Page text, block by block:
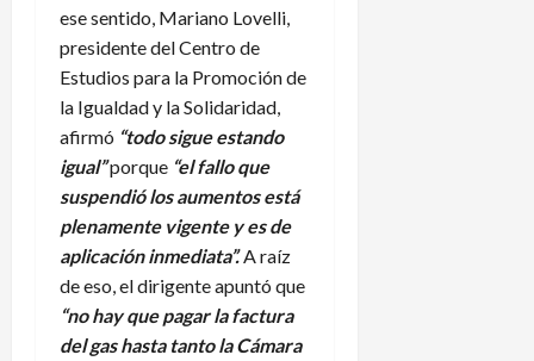
ese sentido, Mariano Lovelli,
presidente del Centro de
Estudios para la Promoción de
la Igualdad y la Solidaridad,
afirmó “todo sigue estando
igual”porque “el fallo que
suspendió los aumentos está
plenamente vigente y es de
aplicación inmediata”.A raíz
de eso, el dirigente apuntó que
“no hay que pagar la factura
del gas hasta tanto la Cámara